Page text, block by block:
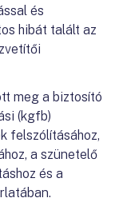
és
hibát talált az
meg a biztosító
(kgfb)
felszólításához,
a szünetelő
és a